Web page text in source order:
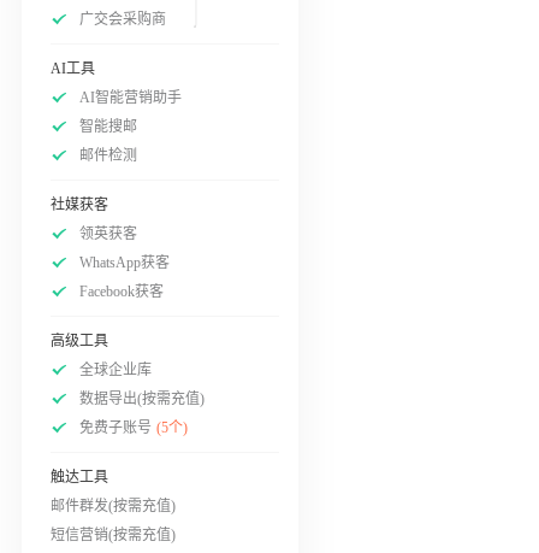
广交会采购商
AI工具
AI智能营销助手
智能搜邮
邮件检测
社媒获客
领英获客
WhatsApp获客
Facebook获客
高级工具
全球企业库
数据导出(按需充值)
免费子账号 (5个)
触达工具
邮件群发(按需充值)
短信营销(按需充值)